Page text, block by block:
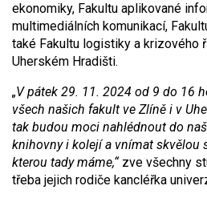
ekonomiky, Fakultu aplikované
multimediálních komunikací,
také Fakultu logistiky a krizového
Uherském Hradišti.
„V pátek 29. 11. 2024 od 9 do 16
všech našich fakult ve Zlíně i v
tak budou moci nahlédnout do
knihovny i kolejí a vnímat skvělou
kterou tady máme,“ zve všechny
třeba jejich rodiče kancléřka